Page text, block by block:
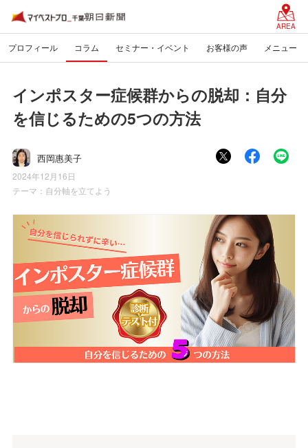
AREA
プロフィール コラム セミナー・イベント お客様の声 メニュー
インポスター症候群からの脱却：自分
を信じるための5つの方法
西岡惠美子
2024年12月16日
テーマ： 自分軸を立てよう